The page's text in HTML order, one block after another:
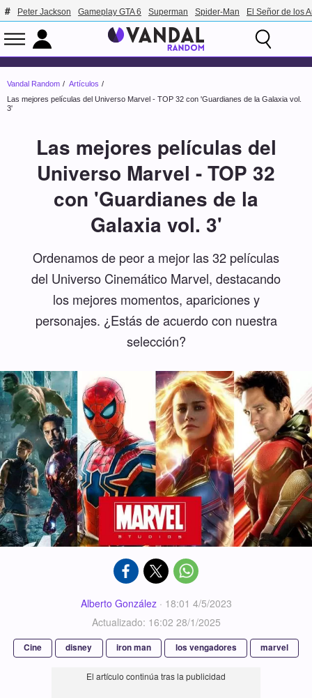
Peter Jackson Gameplay GTA 6 Superman Spider-Man El Señor de los
Vandal Random
Artículos
Las mejores películas del Universo Marvel - TOP 32 con 'Guardianes de la Galaxia vol.
3'
Las mejores películas del
Universo Marvel - TOP 32
con 'Guardianes de la
Galaxia vol. 3'
Ordenamos de peor a mejor las 32 películas
del Universo Cinemático Marvel, destacando
los mejores momentos, apariciones y
personajes. ¿Estás de acuerdo con nuestra
selección?
Alberto González· 18:01 4/5/2023
Actualizado: 16:02 28/1/2025
Cine disney iron man los vengadores marvel